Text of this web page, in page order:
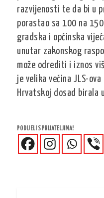
razvijenosti te da bi u
porastao sa 100 na
gradska i općinska
unutar zakonskog
može odrediti i iznos
je velika većina JLS-
Hrvatskoj dosad birala
PODIJELI S PRIJATELJIMA!